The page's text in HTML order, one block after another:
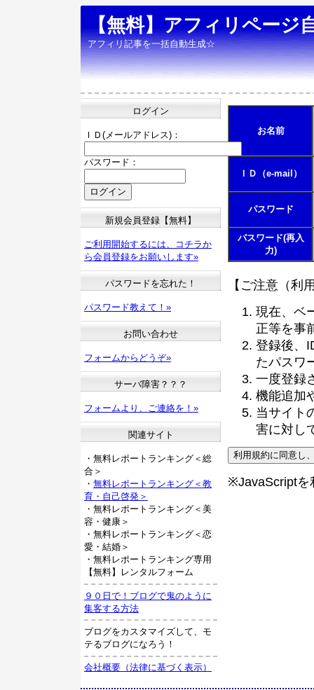
【無料】アフィリページ
アフィリ記事を一括自動生成☆
お名前
ＩＤ（e-mail）
パスワード
パスワード(再入
力)
【ご注意（利
現在、ベ
正等を事
登録後、
たパスワ
一度登録
機能追加
当サイト
害に対し
※JavaScriptを
ログイン
ＩＤ(メールアドレス)：
パスワード：
新規会員登録【無料】
ご利用開始するには、コチラか
ら会員登録をお願いします»
パスワードを忘れた！
パスワード教えて！»
お問い合わせ
フォームからどうぞ»
サーバ障害？？？
フォームより、ご連絡を！»
関連サイト
・無料レポートランキング＜総
合＞
・ 無料レポートランキング＜教
育・自己啓発＞
・無料レポートランキング＜美
容・健康＞
・無料レポートランキング＜恋
愛・結婚＞
・無料レポートランキング専用
【無料】レンタルフォーム
９０日で！ブログで鬼のように
集客する方法
ブログをカスタマイズして、モ
テるブログになろう！
会社概要（法律に基づく表示）